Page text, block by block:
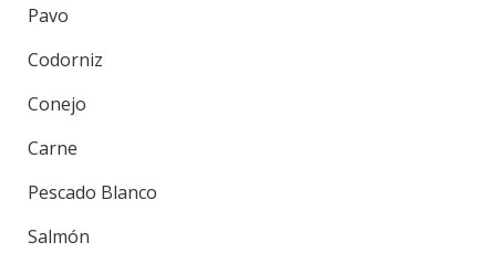
Pavo
Codorniz
Conejo
Carne
Pescado Blanco
Salmón